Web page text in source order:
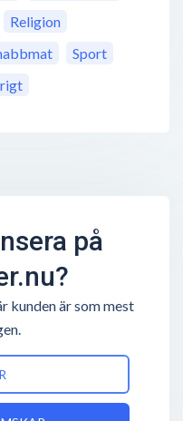
Religion
Sport
på
kunden är som mest